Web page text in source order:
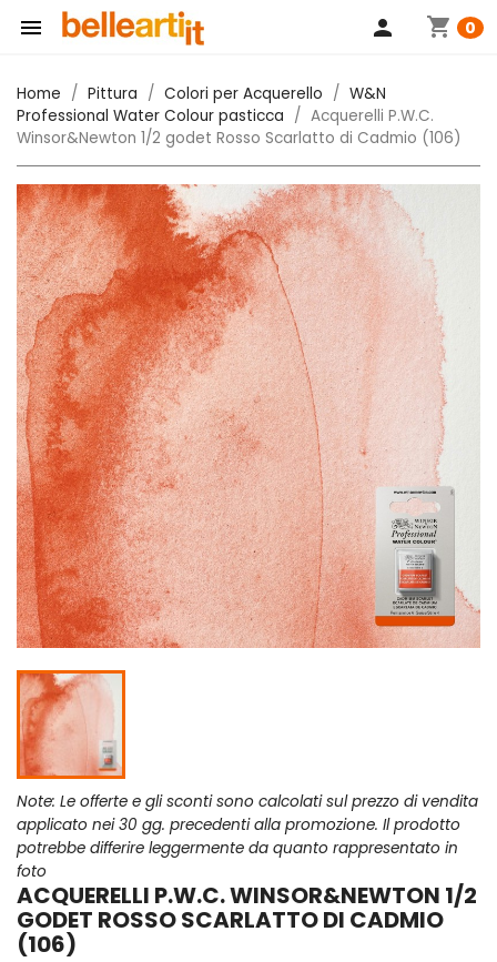
 shopping_cart 0
person
Home Pittura Colori per Acquerello
W&N
Professional Water Colour pasticca
Acquerelli P.W.C.
Winsor&Newton 1/2 godet Rosso Scarlatto di Cadmio (106)
Note: Le offerte e gli sconti sono calcolati sul prezzo di vendita
applicato nei 30 gg. precedenti alla promozione. Il prodotto
potrebbe differire leggermente da quanto rappresentato in
foto
ACQUERELLI P.W.C. WINSOR&NEWTON 1/2
GODET ROSSO SCARLATTO DI CADMIO
(106)